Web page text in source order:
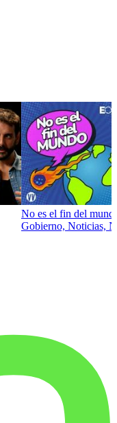
No es el fin del
Gobierno, Noticias,